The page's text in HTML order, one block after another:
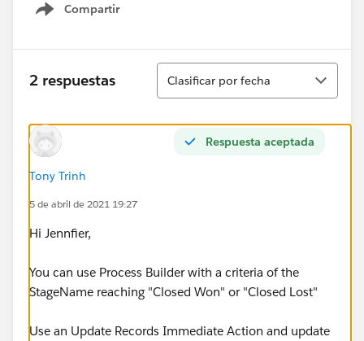
Compartir
Show menu
2 respuestas
Ordenar
Clasificar por fecha
Respuesta aceptada
Tony Trinh
5 de abril de 2021 19:27
Hi Jennfier,
You can use Process Builder with a criteria of the
StageName reaching "Closed Won" or "Closed Lost"
Use an Update Records Immediate Action and update